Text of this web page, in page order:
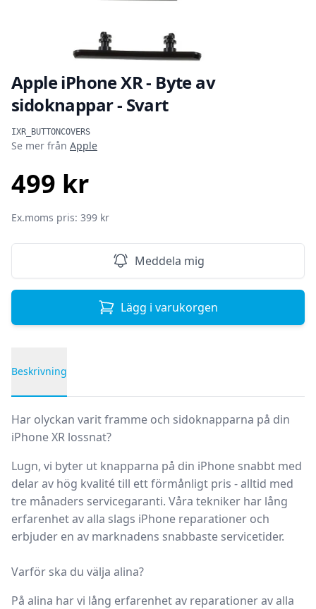
Apple iPhone XR - Byte av
sidoknappar - Svart
IXR_BUTTONCOVERS
Produktinformation
Se mer från Apple
499 kr
Ex.moms pris: 399 kr
Meddela mig
Lägg i varukorgen
Beskrivning
Har olyckan varit framme och sidoknapparna på din
iPhone XR lossnat?
Lugn, vi byter ut knapparna på din iPhone snabbt med
delar av hög kvalité till ett förmånligt pris - alltid med
tre månaders servicegaranti. Våra tekniker har lång
erfarenhet av alla slags iPhone reparationer och
erbjuder en av marknadens snabbaste servicetider.
Varför ska du välja alina?
På alina har vi lång erfarenhet av reparationer av alla